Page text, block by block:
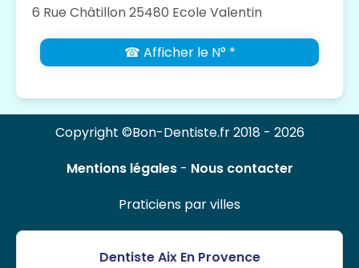
6 Rue Châtillon 25480 Ecole Valentin
☎ Afficher le N° *
Copyright ©Bon-Dentiste.fr 2018 - 2026
Mentions légales- Nous contacter
Praticiens par villes
Dentiste Aix En Provence